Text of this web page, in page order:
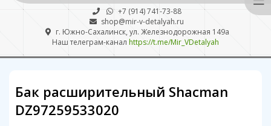
+7 (914) 741-73-88
shop@mir-v-detalyah.ru
г. Южно-Сахалинск, ул. Железнодорожная 149а
Наш телеграм-канал https://t.me/Mir_VDetalyah
Бак расширительный Shacman
DZ97259533020